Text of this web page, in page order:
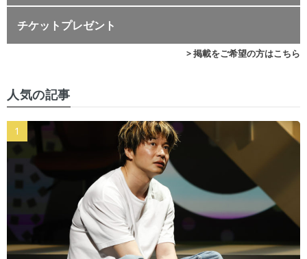
チケットプレゼント
> 掲載をご希望の方はこちら
人気の記事